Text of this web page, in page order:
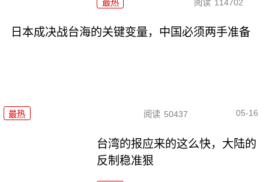
最热 阅读 114702
日本成决战台海的关键变量，中国必须两手准备
最热 阅读 50437 05-16
台湾的报应来的这么快，大陆的
反制稳准狠